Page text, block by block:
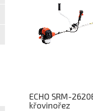
ECHO SRM-
křovinořez